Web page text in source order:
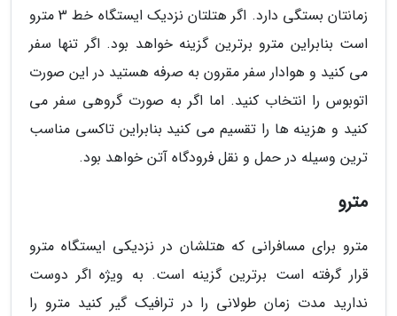
زمانتان بستگی دارد. اگر هتلتان نزدیک ایستگاه خط 3 مترو
است بنابراین مترو برترین گزینه خواهد بود. اگر تنها سفر
می کنید و هوادار سفر مقرون به صرفه هستید در این صورت
اتوبوس را انتخاب کنید. اما اگر به صورت گروهی سفر می
کنید و هزینه ها را تقسیم می کنید بنابراین تاکسی مناسب
ترین وسیله در حمل و نقل فرودگاه آتن خواهد بود.
مترو
مترو برای مسافرانی که هتلشان در نزدیکی ایستگاه مترو
قرار گرفته است برترین گزینه است. به ویژه اگر دوست
ندارید مدت زمان طولانی را در ترافیک گیر کنید مترو را